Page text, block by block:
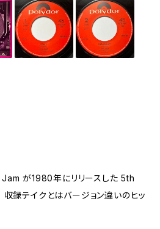
が1980年にリリースした 5th
テイクとはバージョン違いのヒッ